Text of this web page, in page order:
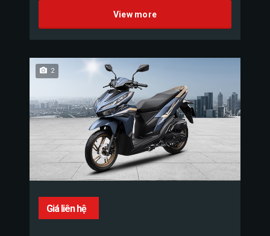
View more
2
Giá liên hệ